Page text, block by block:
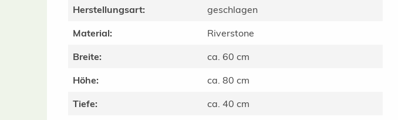
Herstellungsart:
geschlagen
Material:
Riverstone
Breite:
ca. 60 cm
Höhe:
ca. 80 cm
Tiefe:
ca. 40 cm